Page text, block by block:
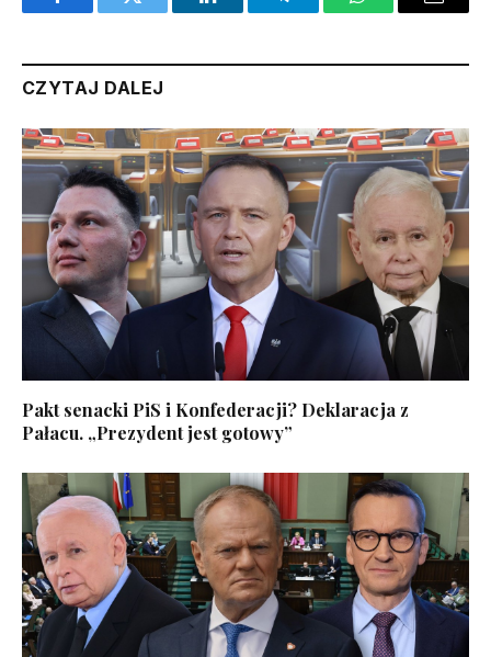
FacebookTwitter LinkedInTelegramWhatsAppEmail
CZYTAJ DALEJ
Pakt senacki PiS i Konfederacji? Deklaracja z
Pałacu. „Prezydent jest gotowy”